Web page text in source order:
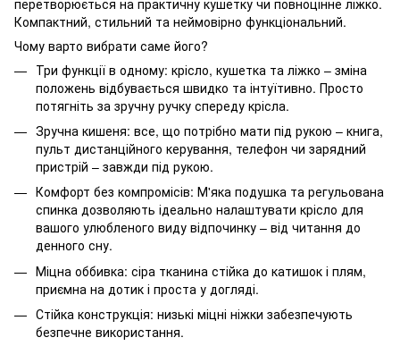
Компактний, стильний та неймовірно функціональний.
Чому варто вибрати саме його?
Три функції в одному: крісло, кушетка та ліжко – зміна
положень відбувається швидко та інтуїтивно. Просто
потягніть за зручну ручку спереду крісла.
Зручна кишеня: все, що потрібно мати під рукою – книга,
пульт дистанційного керування, телефон чи зарядний
пристрій – завжди під рукою.
Комфорт без компромісів: М'яка подушка та регульована
спинка дозволяють ідеально налаштувати крісло для
вашого улюбленого виду відпочинку – від читання до
денного сну.
Міцна оббивка: сіра тканина стійка до катишок і плям,
приємна на дотик і проста у догляді.
Стійка конструкція: низькі міцні ніжки забезпечують
безпечне використання.